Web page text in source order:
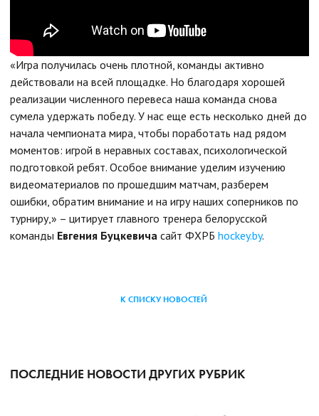
«Игра получилась очень плотной, команды активно
действовали на всей площадке. Но благодаря хорошей
реализации численного перевеса наша команда снова
сумела удержать победу. У нас еще есть несколько дней до
начала чемпионата мира, чтобы поработать над рядом
моментов: игрой в неравных составах, психологической
подготовкой ребят. Особое внимание уделим изучению
видеоматериалов по прошедшим матчам, разберем
ошибки, обратим внимание и на игру наших соперников по
турниру,» – цитирует главного тренера белорусской
команды Евгения Буцкевича сайт ФХРБ hockey.by.
К СПИСКУ НОВОСТЕЙ
ПОСЛЕДНИЕ НОВОСТИ ДРУГИХ РУБРИК